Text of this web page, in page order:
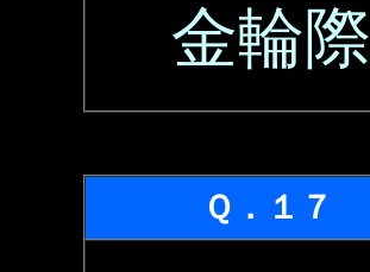
金輪際
Ｑ．１７